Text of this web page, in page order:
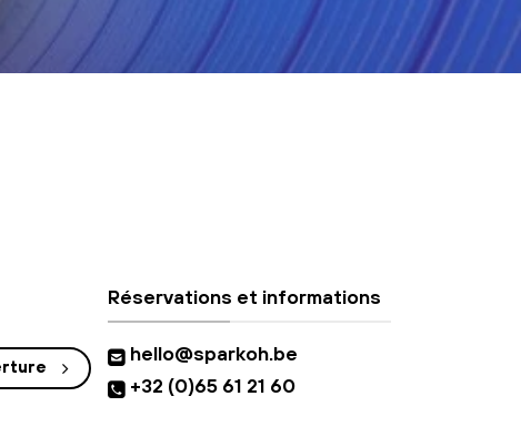
Réservations et informations
hello@sparkoh.be
+32 (0)65 61 21 60